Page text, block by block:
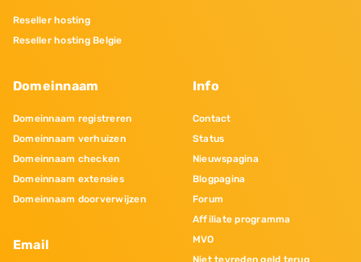
Reseller hosting
Reseller hosting Belgie
Domeinnaam
Domeinnaam registreren
Domeinnaam verhuizen
Domeinnaam checken
Domeinnaam extensies
Domeinnaam doorverwijzen
Email
Info
Contact
Status
Nieuwspagina
Blogpagina
Forum
Affiliate programma
MVO